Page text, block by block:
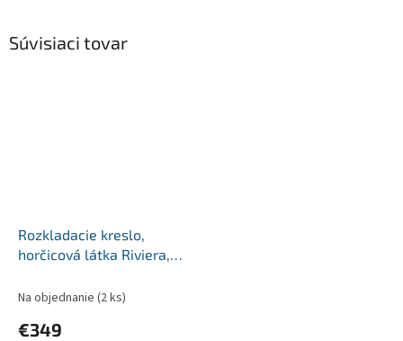
Súvisiaci tovar
Rozkladacie kreslo,
horčicová látka Riviera,
Na objednanie (2 ks)
€349